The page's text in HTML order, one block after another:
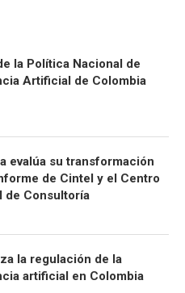
la Política Nacional de
Artificial de Colombia
evalúa su transformación
de Cintel y el Centro
de Consultoría
la regulación de la
artificial en Colombia